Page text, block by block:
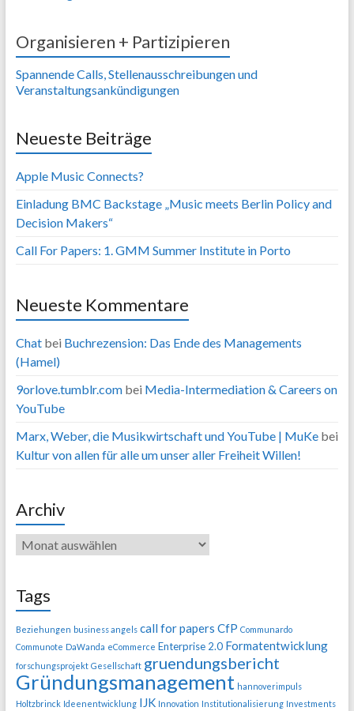
Organisieren + Partizipieren
Spannende Calls, Stellenausschreibungen und
Veranstaltungsankündigungen
Neueste Beiträge
Apple Music Connects?
Einladung BMC Backstage „Music meets Berlin Policy and
Decision Makers“
Call For Papers: 1. GMM Summer Institute in Porto
Neueste Kommentare
Chatbei Buchrezension: Das Ende des Managements
(Hamel)
9orlove.tumblr.combei Media-Intermediation & Careers on
YouTube
Marx, Weber, die Musikwirtschaft und YouTube | MuKebei
Kultur von allen für alle um unser aller Freiheit Willen!
Archiv
Tags
Beziehungen business angels call for papers CfP Communardo
Communote DaWanda eCommerce Enterprise 2.0 Formatentwicklung
forschungsprojekt Gesellschaft gruendungsbericht
Gründungsmanagement hannoverimpuls
Holtzbrinck Ideenentwicklung IJK Innovation Institutionalisierung Investments